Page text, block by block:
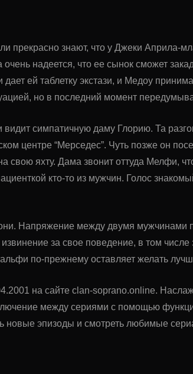
прекрасно знают, что у Джеки Априла-
надеется, что ее сынок сможет
ей таблетку экстази, и Медоу
но в последний момент
симпатичную даму Глорию. Та
центре “Мерседес”. Чуть позже он
свою яхту. Дама звонит оттуда Мелфи,
кто-то из мужчин. Голос
Напряжение между двумя мужчинами
за свое поведение, в том числе
по-прежнему оставляет желать
на сайте clan-soprano.online.
между сериями с помощью
новые эпизоды и смотреть любимые